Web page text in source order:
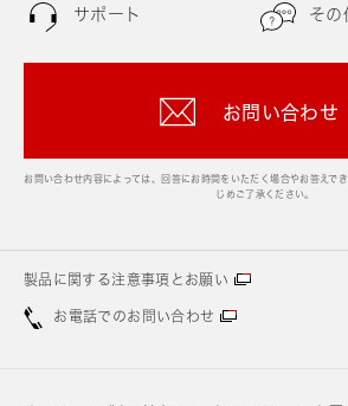
サポート その
お問い合わせ
お問い合わせ内容によっては、回答にお時間をいただく場合やお答えで
じめご了承ください。
製品に関する注意事項とお願い
お電話でのお問い合わせ